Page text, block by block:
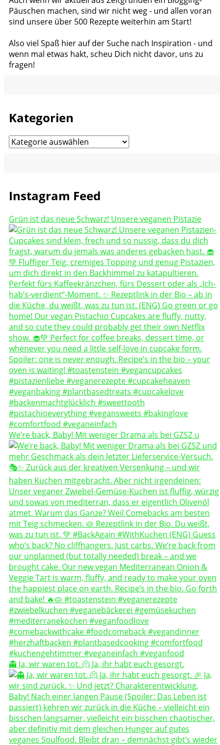
Päuschen machen, sind wir nicht weg - und allen voran
sind unsere über 500 Rezepte weiterhin am Start!
Also viel Spaß hier auf der Suche nach Inspiration - und
wenn mal etwas hakt, scheu Dich nicht davor, uns zu
fragen!
Kategorien
Kategorien
Instagram Feed
Grün ist das neue Schwarz! Unsere veganen Pistazie
We’re back, Baby! Mit weniger Drama als bei GZSZ u
👻 Ja, wir waren tot. 🫠 Ja, ihr habt euch gesorgt.